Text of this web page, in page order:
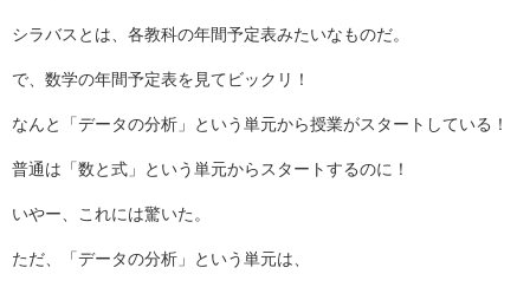
シラバスとは、各教科の年間予定表みたいなものだ。
で、数学の年間予定表を見てビックリ！
なんと「データの分析」という単元から授業がスタートしている！
普通は「数と式」という単元からスタートするのに！
いやー、これには驚いた。
ただ、「データの分析」という単元は、